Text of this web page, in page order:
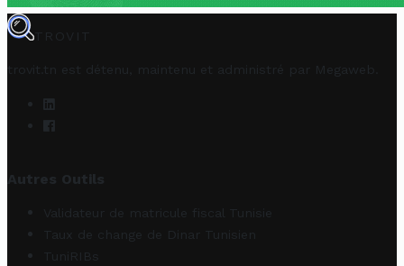
TROVIT
trovit.tn est détenu, maintenu et administré par Megaweb
Autres Outils
Validateur de matricule fiscal Tunisie
Taux de change de Dinar Tunisien
TuniRIBs